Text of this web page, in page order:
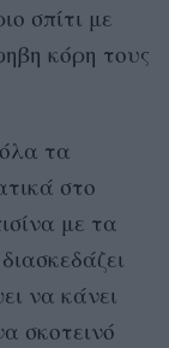
σπίτι με
κόρη τους
τα
στο
με τα
να κάνει
σκοτεινό